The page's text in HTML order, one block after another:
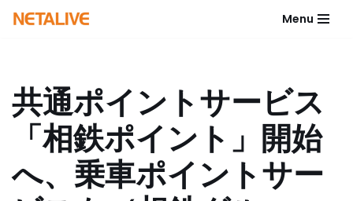
ン
ツ
キ
Menu
共通ポイントサービス
「相鉄ポイント」開始
へ、乗車ポイントサー